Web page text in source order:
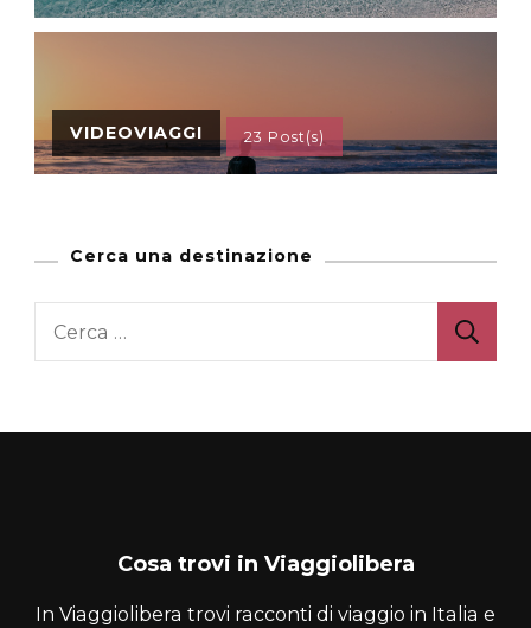
VIDEOVIAGGI 23 Post(s)
Cerca una destinazione
Cosa trovi in Viaggiolibera
In Viaggiolibera trovi racconti di viaggio in Italia e